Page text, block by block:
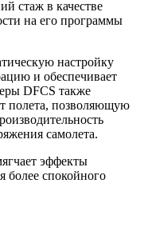
стаж в качестве
на его программы
настройку
и обеспечивает
DFCS также
полета, позволяющую
самолета.
эффекты
более спокойного